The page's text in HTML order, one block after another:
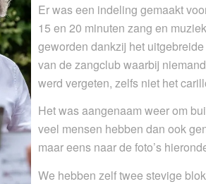
Er was een indeling gemaakt
15 en 20 minuten zang en
geworden dankzij het
van de zangclub waarbij
werd vergeten, zelfs niet het
Het was aangenaam weer om
veel mensen hebben dan ook
maar eens naar de foto’s
We hebben zelf twee stevige